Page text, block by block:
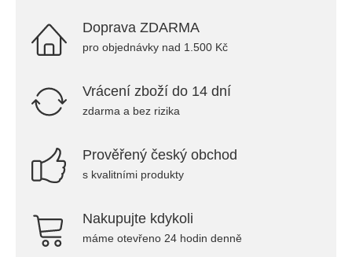
Doprava ZDARMA
pro objednávky nad 1.500 Kč
Vrácení zboží do 14 dní
zdarma a bez rizika
Prověřený český obchod
s kvalitními produkty
Nakupujte kdykoli
máme otevřeno 24 hodin denně